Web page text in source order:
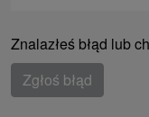
Znalazłeś błąd lub
Zgłoś błąd